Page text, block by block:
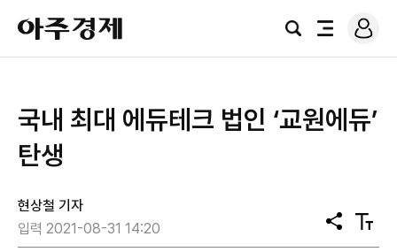
아
주
경
검
전
로
그
국내 최대 에듀테크 법인 ‘교원에듀’
탄생
현상철 기자
입력 2021-08-31 14:20
공
유
텍
스